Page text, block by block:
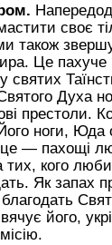
своє
також
Це
святих
Духа
престоли.
ноги, Юда
— пахощі
тих, кого
Як запах
благодать
його,